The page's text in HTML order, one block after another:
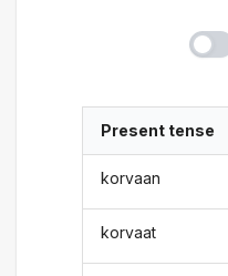
Present tense
korvaan
korvaat